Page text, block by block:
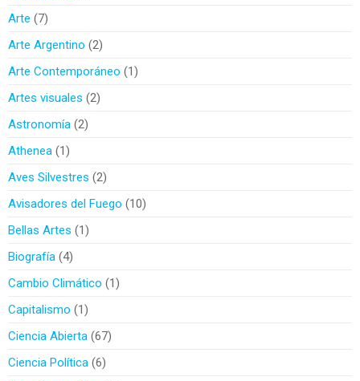
Arte
7
Arte Argentino 2
Arte Contemporáneo
1
Artes visuales 2
Astronomía 2
Athenea 1
Aves Silvestres 2
Avisadores del Fuego
10
Bellas Artes
1
Biografía 4
Cambio Climático
1
Capitalismo
1
Ciencia Abierta 67
Ciencia Política 6